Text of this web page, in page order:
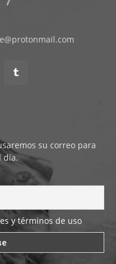
su correo para
día.
y términos de uso